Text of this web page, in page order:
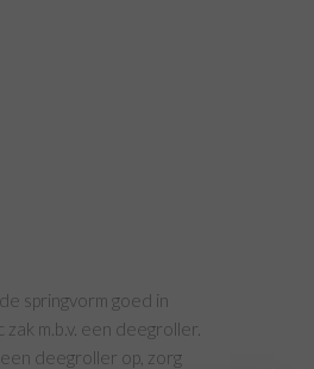
springvorm goed in
m.b.v. een deegroller.
deegroller op, zorg